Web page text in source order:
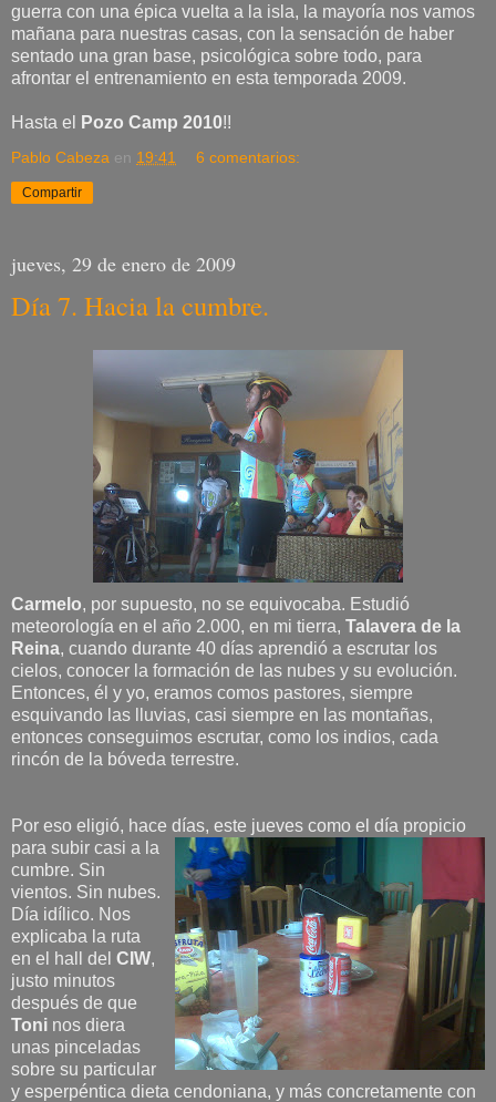
guerra con una épica vuelta a la isla, la mayoría nos vamos
mañana para nuestras casas, con la sensación de haber
sentado una gran base, psicológica sobre todo, para
afrontar el entrenamiento en esta temporada 2009.
Hasta el Pozo Camp 2010!!
Pablo Cabeza en 19:41 6 comentarios:
Compartir
jueves, 29 de enero de 2009
Día 7. Hacia la cumbre.
Carmelo, por supuesto, no se equivocaba. Estudió
meteorología en el año 2.000, en mi tierra, Talavera de la
Reina, cuando durante 40 días aprendió a escrutar los
cielos, conocer la formación de las nubes y su evolución.
Entonces, él y yo, eramos comos pastores, siempre
esquivando las lluvias, casi siempre en las montañas,
entonces conseguimos escrutar, como los indios, cada
rincón de la bóveda terrestre.
Por eso eligió, hace días, este jueves como el día propicio
para subir casi a la
cumbre. Sin
vientos. Sin nubes.
Día idílico. Nos
explicaba la ruta
en el hall del CIW,
justo minutos
después de que
Toni nos diera
unas pinceladas
sobre su particular
y esperpéntica dieta cendoniana, y más concretamente con